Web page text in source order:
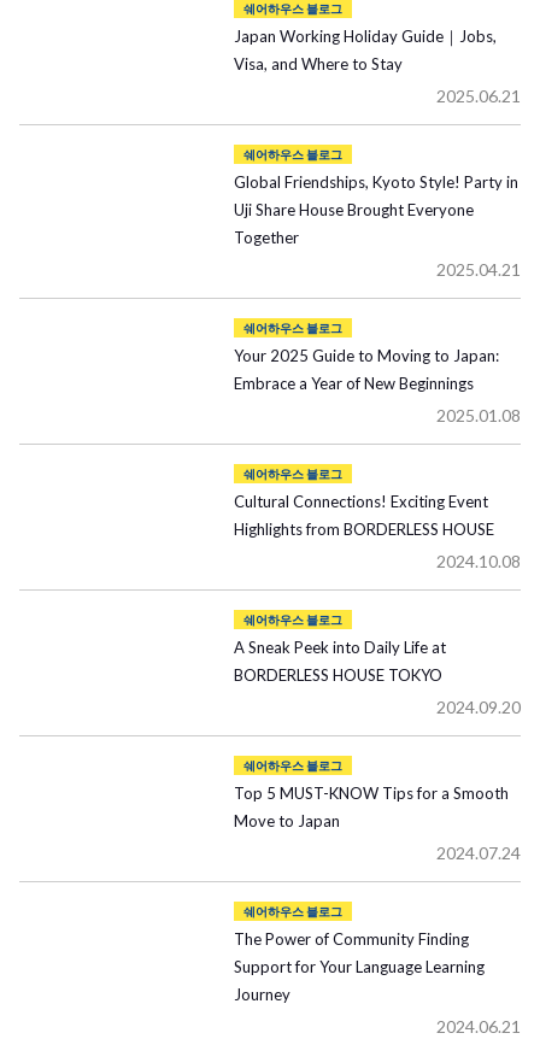
쉐어하우스 블로그
Japan Working Holiday Guide｜Jobs,
Visa, and Where to Stay
2025.06.21
쉐어하우스 블로그
Global Friendships, Kyoto Style! Party in
Uji Share House Brought Everyone
Together
2025.04.21
쉐어하우스 블로그
Your 2025 Guide to Moving to Japan:
Embrace a Year of New Beginnings
2025.01.08
쉐어하우스 블로그
Cultural Connections! Exciting Event
Highlights from BORDERLESS HOUSE
2024.10.08
쉐어하우스 블로그
A Sneak Peek into Daily Life at
BORDERLESS HOUSE TOKYO
2024.09.20
쉐어하우스 블로그
Top 5 MUST-KNOW Tips for a Smooth
Move to Japan
2024.07.24
쉐어하우스 블로그
The Power of Community Finding
Support for Your Language Learning
Journey
2024.06.21